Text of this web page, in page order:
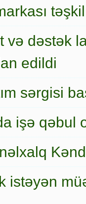
və dəstək
edildi
sərgisi
işə
istəyən